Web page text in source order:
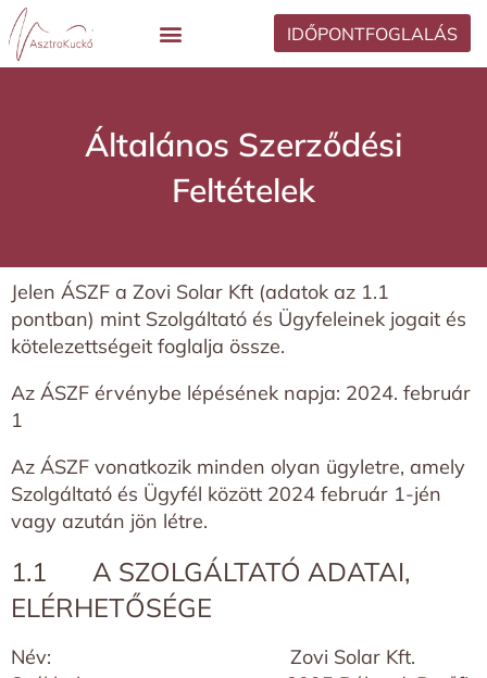
IDŐPONTFOGLALÁS
Általános Szerződési
Feltételek
Jelen ÁSZF a Zovi Solar Kft (adatok az 1.1
pontban) mint Szolgáltató és Ügyfeleinek jogait és
kötelezettségeit foglalja össze.
Az ÁSZF érvénybe lépésének napja: 2024. február
1
Az ÁSZF vonatkozik minden olyan ügyletre, amely
Szolgáltató és Ügyfél között 2024 február 1-jén
vagy azután jön létre.
1.1 A SZOLGÁLTATÓ ADATAI,
ELÉRHETŐSÉGE
Név: Zovi Solar Kft.